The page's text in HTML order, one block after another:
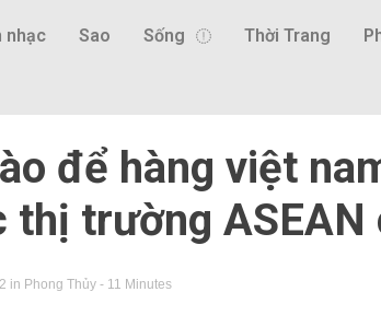
nhạc Sao Sống Thời Trang
để hàng việt
thị trường ASEAN
in Phong Thủy - 11 Minutes